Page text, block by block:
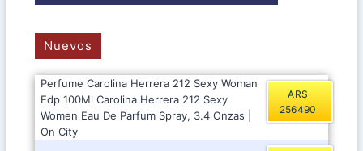
Nuevos
Perfume Carolina Herrera 212 Sexy Woman
Edp 100Ml Carolina Herrera 212 Sexy
Women Eau De Parfum Spray, 3.4 Onzas |
On City
ARS
256490